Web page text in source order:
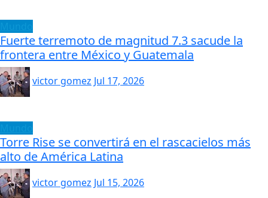
Fuerte terremoto de magnitud 7.3 sacude la
frontera entre México y Guatemala
victor gomez Jul 17, 2026
Torre Rise se convertirá en el rascacielos más
alto de América Latina
victor gomez Jul 15, 2026